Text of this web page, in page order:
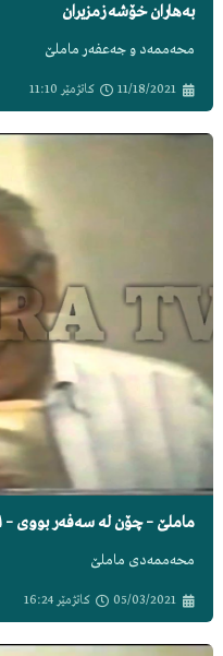
بەهاران خۆشە زمزیران
محەممەد و جەعفەر ماملێ
11/18/2021 کاتژمێر 11:10
ماملێ – چۆن لە سەفەر بووی – ١٩٩١
محەممەدی ماملێ
05/03/2021 کاتژمێر 16:24